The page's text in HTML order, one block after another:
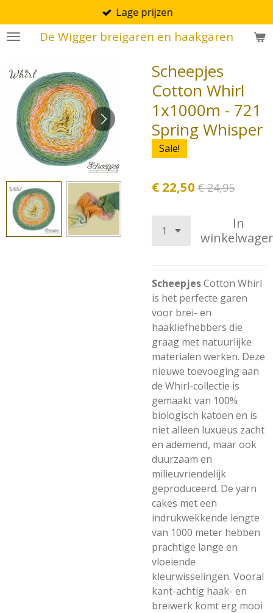
direct
naar
hoofdinhoud
De Wigger breigaren en haakgaren
Lage prijzen
Scheepjes
Cotton Whirl
1x1000m - 721
Spring Whisper
Sale!
€ 22,50 € 24,95
In
ScheepjesCotton Whirl
is het perfecte garen
voor brei- en
haakliefhebbers die
graag met natuurlijke
materialen werken. Deze
nieuwe toevoeging aan
de Whirl-collectie is
gemaakt van 100%
biologisch katoen en is
niet alleen luxueus zacht
en ademend, maar ook
duurzaam en
milieuvriendelijk
geproduceerd. De yarn
cakes met een
indrukwekkende lengte
van 1000 meter hebben
prachtige lange en
vloeiende
kleurwisselingen. Vooral
kant-achtig haak- en
breiwerk komt erg mooi